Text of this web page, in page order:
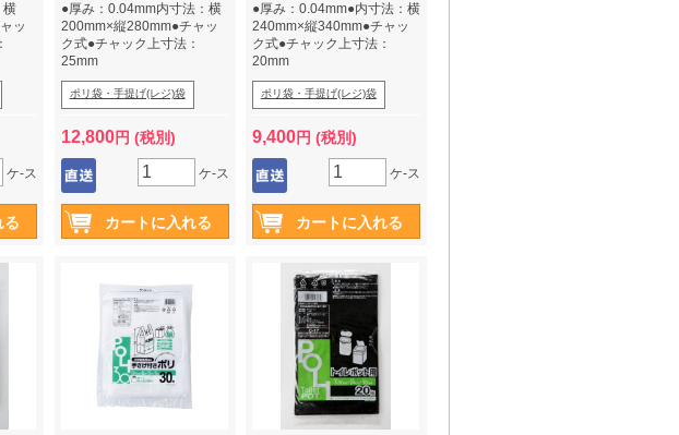
横
ッ
ケ-ス
●厚み：0.04mm内寸法：横
200mm×縦280mm●チャッ
ク式●チャック上寸法：
25mm
ポリ袋・手提げ(レジ)袋
12,800円 (税別)
ケ-ス
●厚み：0.04mm●内寸法：横
240mm×縦340mm●チャッ
ク式●チャック上寸法：
20mm
ポリ袋・手提げ(レジ)袋
9,400円 (税別)
ケ-ス